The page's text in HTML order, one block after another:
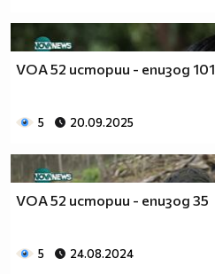
VOA 52 истории - епизод 101
5 20.09.2025
VOA 52 истории - епизод 35
5 24.08.2024